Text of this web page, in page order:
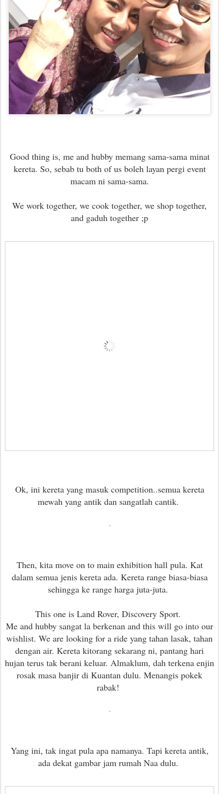
Good thing is, me and hubby memang sama-sama minat
kereta. So, sebab tu both of us boleh layan pergi event
macam ni sama-sama.
We work together, we cook together, we shop together,
and gaduh together ;p
Ok, ini kereta yang masuk competition..semua kereta
mewah yang antik dan sangatlah cantik.
Then, kita move on to main exhibition hall pula. Kat
dalam semua jenis kereta ada. Kereta range biasa-biasa
sehingga ke range harga juta-juta.
This one is Land Rover, Discovery Sport.
Me and hubby sangat la berkenan and this will go into our
wishlist. We are looking for a ride yang tahan lasak, tahan
dengan air. Kereta kitorang sekarang ni, pantang hari
hujan terus tak berani keluar. Almaklum, dah terkena enjin
rosak masa banjir di Kuantan dulu. Menangis pokek
rabak!
Yang ini, tak ingat pula apa namanya. Tapi kereta antik,
ada dekat gambar jam rumah Naa dulu.